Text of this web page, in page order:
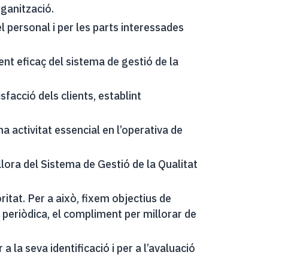
personal i per les parts interessades
eficaç del sistema de gestió de la
dels clients, establint
activitat essencial en l’operativa de
del Sistema de Gestió de la Qualitat
Per a això, fixem objectius de
el compliment per millorar de
la seva identificació i per a l’avaluació